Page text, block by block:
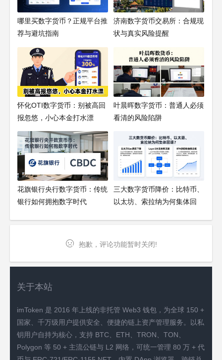
哪里买数字货币？正规平台推
荐与避坑指南
济南数字货币交易所：合规现
状与真实风险提醒
怀化OTI数字货币：别被高回
报忽悠，小心本金打水漂
叶晨晖数字货币：普通人必须
看清的风险陷阱
花旗银行央行数字货币：传统
银行如何拥抱数字时代
三大数字货币降价：比特币、
以太坊、索拉纳为何集体回
抱歉，评论功能暂时关闭!
关于本站
imToken 是 2016 年上线的非托管 Web3 钱包，为全球 150 +
国家、千万级用户提供安全、便捷的链上资产管理服务。以私
钥用户自持为核心，支持 BTC、ETH、TRON、TON、
Polygon 等 50 + 主流公链与 L2 网络，可统一管理 80 万 + 代